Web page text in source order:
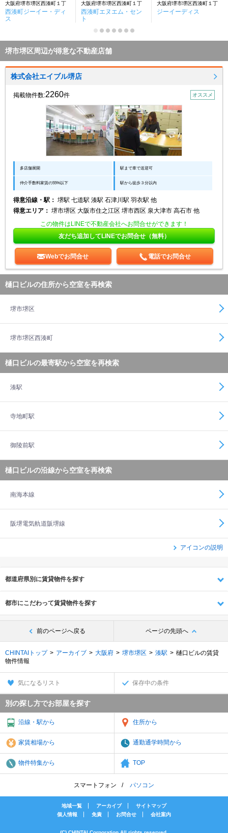
大阪府堺市堺区西湊町１丁
西湊町ジーイー・ディ
ス
大阪府堺市堺区西湊町１丁
西湊町エヌエム・セン
ト
大阪府堺市堺区西湊町１丁
ジーイーディス
堺市堺区周辺が得意な不動産店舗
株式会社エイブル堺店
掲載物件数:2260件 オススメ
多店舗展開 駅まで車で送迎可
仲介手数料家賃の55%以下 駅から徒歩３分以内
得意沿線・駅： 堺駅 七道駅 湊駅 石津川駅 羽衣駅 他
得意エリア： 堺市堺区 大阪市住之江区 堺市西区 泉大津市 高石市 他
この物件はLINEで不動産会社へお問合せができます！
友だち追加してLINEでお問合せ（無料）
Webでお問合せ 電話でお問合せ
樋口ビルの住所から空室を再検索
堺市堺区
堺市堺区西湊町
樋口ビルの最寄駅から空室を再検索
湊駅
寺地町駅
御陵前駅
樋口ビルの沿線から空室を再検索
南海本線
阪堺電気軌道阪堺線
アイコンの説明
都道府県別に賃貸物件を探す
都市にこだわって賃貸物件を探す
前のページへ戻る ページの先頭へ
CHINTAIトップ アーカイブ 大阪府 堺市堺区 湊駅
樋口ビルの賃貸
物件情報
気になるリスト 保存中の条件
別の探し方でお部屋を探す
沿線・駅から 住所から
家賃相場から 通勤通学時間から
物件特集から TOP
スマートフォン パソコン
地域一覧 アーカイブ
サイトマップ
個人情報
免責 お問合せ 会社案内